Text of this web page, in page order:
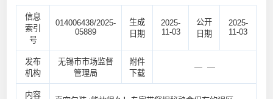
信息
索引
号
014006438/2025-
05889
生成
日期
2025-
11-03
公开
日期
2025-
11-03
发布
机构
无锡市市场监督
管理局
附件
下载
— —
内容